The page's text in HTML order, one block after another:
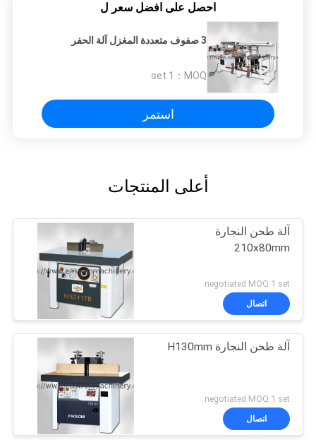
احصل على افضل سعر ل
3 صفوف متعددة المغزل آلة الحفر
MOQ：
1 set
استمر
أعلى المنتجات
آلة طحن النجارة
210x80mm
negotiated MOQ:1 set
اتصال
آلة طحن النجارة H130mm
negotiated MOQ:1 set
اتصال